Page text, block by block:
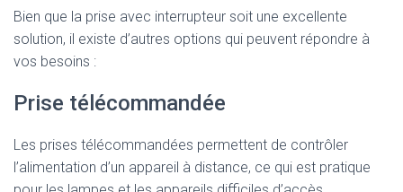
Bien que la prise avec interrupteur soit une excellente
solution, il existe d’autres options qui peuvent répondre à
vos besoins :
Prise télécommandée
Les prises télécommandées permettent de contrôler
l’alimentation d’un appareil à distance, ce qui est pratique